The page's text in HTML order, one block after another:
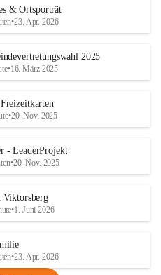
& Ortsporträt
•23. Apr. 2026
2025
•16. März 2025
•20. Nov. 2025
- LeaderProjekt
•20. Nov. 2025
Viktorsberg
•1. Juni 2026
•23. Apr. 2026